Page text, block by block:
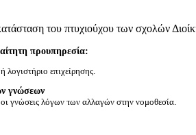
του πτυχιούχου των σχολών
προυπηρεσία:
λογιστήριο επιχείρησης.
γνώσεων
γνώσεις λόγων των αλλαγών στην νομοθεσία.